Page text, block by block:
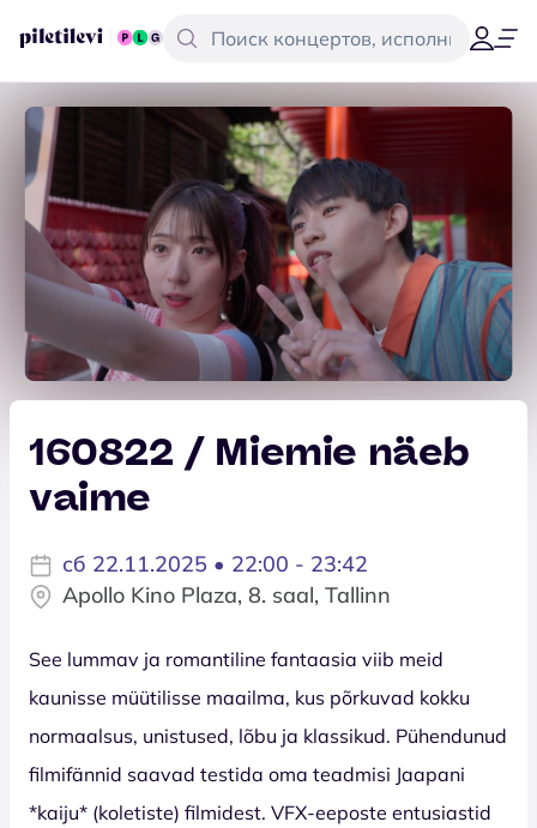
160822 / Miemie näeb
vaime
сб 22.11.2025 • 22:00 - 23:42
Apollo Kino Plaza, 8. saal, Tallinn
See lummav ja romantiline fantaasia viib meid
kaunisse müütilisse maailma, kus põrkuvad kokku
normaalsus, unistused, lõbu ja klassikud. Pühendunud
filmifännid saavad testida oma teadmisi Jaapani
*kaiju* (koletiste) filmidest. VFX-eeposte entusiastid